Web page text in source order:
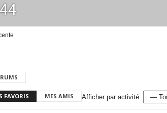
FAVORIS MES AMIS Afficher par activité: